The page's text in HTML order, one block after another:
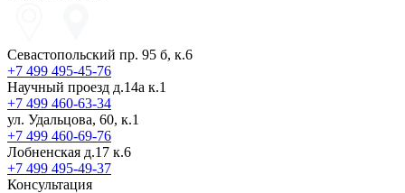
Севастопольский пр. 95 б, к.6
+7 499 495-45-76
Научный проезд д.14а к.1
+7 499 460-63-34
ул. Удальцова, 60, к.1
+7 499 460-69-76
Лобненская д.17 к.6
+7 499 495-49-37
Консультация